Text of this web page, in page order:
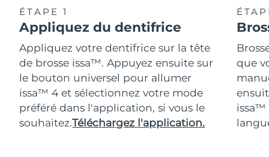
ÉTAPE 1
Appliquez du dentifrice
Appliquez votre dentifrice sur la tête
de brosse issa™. Appuyez ensuite sur
le bouton universel pour allumer
issa™ 4 et sélectionnez votre mode
préféré dans l'application, si vous le
souhaitez.Téléchargez l'application.
que
issa™